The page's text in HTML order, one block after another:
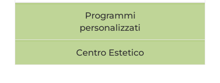
Programmi
personalizzati
Centro Estetico